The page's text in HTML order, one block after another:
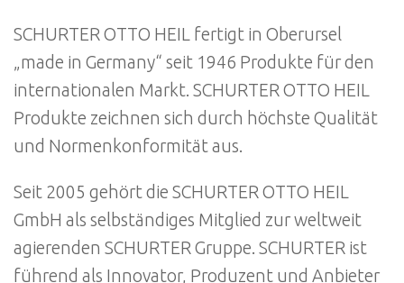
SCHURTER OTTO HEIL fertigt in Oberursel
„made in Germany“ seit 1946 Produkte für den
internationalen Markt. SCHURTER OTTO HEIL
Produkte zeichnen sich durch höchste Qualität
und Normenkonformität aus.
Seit 2005 gehört die SCHURTER OTTO HEIL
GmbH als selbständiges Mitglied zur weltweit
agierenden SCHURTER Gruppe. SCHURTER ist
führend als Innovator, Produzent und Anbieter